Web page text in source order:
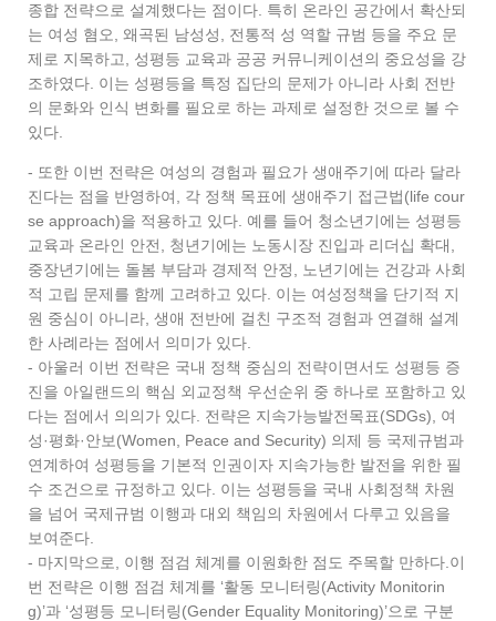
종합 전략으로 설계했다는 점이다. 특히 온라인 공간에서 확산되
는 여성 혐오, 왜곡된 남성성, 전통적 성 역할 규범 등을 주요 문
제로 지목하고, 성평등 교육과 공공 커뮤니케이션의 중요성을 강
조하였다. 이는 성평등을 특정 집단의 문제가 아니라 사회 전반
의 문화와 인식 변화를 필요로 하는 과제로 설정한 것으로 볼 수
있다.
- 또한 이번 전략은 여성의 경험과 필요가 생애주기에 따라 달라
진다는 점을 반영하여, 각 정책 목표에 생애주기 접근법(life cour
se approach)을 적용하고 있다. 예를 들어 청소년기에는 성평등
교육과 온라인 안전, 청년기에는 노동시장 진입과 리더십 확대,
중장년기에는 돌봄 부담과 경제적 안정, 노년기에는 건강과 사회
적 고립 문제를 함께 고려하고 있다. 이는 여성정책을 단기적 지
원 중심이 아니라, 생애 전반에 걸친 구조적 경험과 연결해 설계
한 사례라는 점에서 의미가 있다.
- 아울러 이번 전략은 국내 정책 중심의 전략이면서도 성평등 증
진을 아일랜드의 핵심 외교정책 우선순위 중 하나로 포함하고 있
다는 점에서 의의가 있다. 전략은 지속가능발전목표(SDGs), 여
성·평화·안보(Women, Peace and Security) 의제 등 국제규범과
연계하여 성평등을 기본적 인권이자 지속가능한 발전을 위한 필
수 조건으로 규정하고 있다. 이는 성평등을 국내 사회정책 차원
을 넘어 국제규범 이행과 대외 책임의 차원에서 다루고 있음을
보여준다.
- 마지막으로, 이행 점검 체계를 이원화한 점도 주목할 만하다.이
번 전략은 이행 점검 체계를 ‘활동 모니터링(Activity Monitorin
g)’과 ‘성평등 모니터링(Gender Equality Monitoring)’으로 구분